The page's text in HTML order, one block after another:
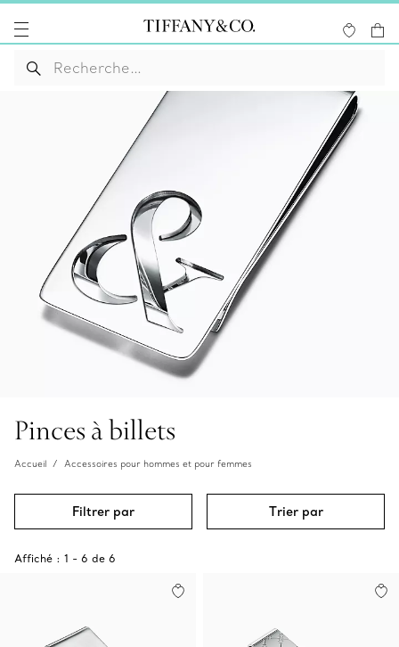
Pinces à billets
Accueil Accessoires pour hommes et pour femmes
Filtrer par Trier par
Affiché : 1 - 6 de 6